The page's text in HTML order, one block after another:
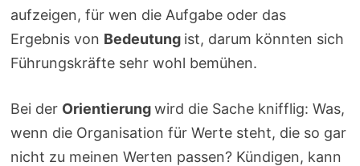
aufzeigen, für wen die Aufgabe oder das
Ergebnis von Bedeutung ist, darum könnten sich
Führungskräfte sehr wohl bemühen.
Bei der Orientierungwird die Sache knifflig: Was,
wenn die Organisation für Werte steht, die so gar
nicht zu meinen Werten passen? Kündigen, kann